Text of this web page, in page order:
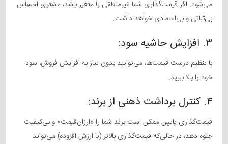
می‌شود. اگر قیمت‌گذاری شما غیرمنطقی یا متغیر باشد، مشتری احساس
بی‌ثباتی و بی‌اعتمادی خواهد داشت.
۳. افزایش حاشیه سود:
با تنظیم درست قیمت‌ها، می‌توانید بدون نیاز به افزایش فروش، سود
خود را بالا ببرید.
۴. کنترل برداشت ذهنی از برند:
قیمت‌گذاری پایین ممکن است برند شما را «ارزان‌قیمت» و بی‌کیفیت
جلوه دهد، در حالی‌که قیمت‌گذاری بالاتر (با ارزش افزوده) می‌تواند